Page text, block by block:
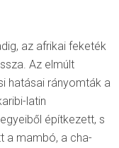
az afrikai feketék
Az elmúlt
hatásai rányomták a
latin
építkezett, s
a mambó, a cha-